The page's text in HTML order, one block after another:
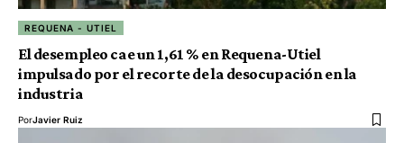
REQUENA - UTIEL
El desempleo cae un 1,61 % en Requena-Utiel
impulsado por el recorte de la desocupación en la
industria
PorJavier Ruiz